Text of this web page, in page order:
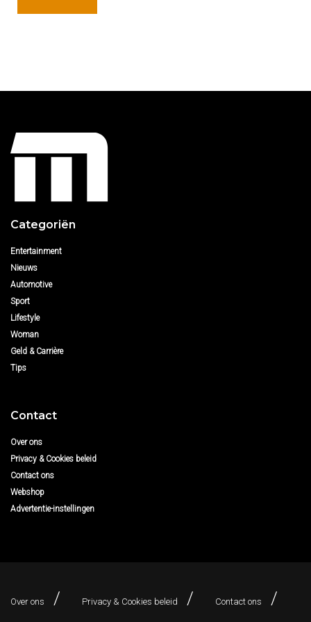
Categoriën
Entertainment
Nieuws
Automotive
Sport
Lifestyle
Woman
Geld & Carrière
Tips
Contact
Over ons
Privacy & Cookies beleid
Contact ons
Webshop
Advertentie-instellingen
Over ons Privacy & Cookies beleid Contact ons